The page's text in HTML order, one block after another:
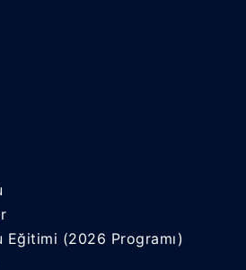
Eğitimi (2026 Programı)